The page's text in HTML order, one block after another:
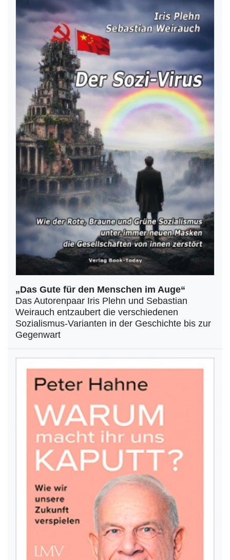
„Das Gute für den Menschen im Auge“
Das Autorenpaar Iris Plehn und Sebastian
Weirauch entzaubert die verschiedenen
Sozialismus-Varianten in der Geschichte bis zur
Gegenwart